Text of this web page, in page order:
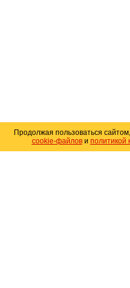
Продолжая пользоваться
cookie-файлови политикой